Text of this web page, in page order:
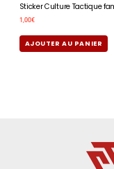
Sticker Culture Tactique
1,00€
AJOUTER AU PANIER